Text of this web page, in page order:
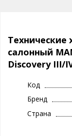
Технические
салонный
Discovery III/
Код
Бренд
Страна